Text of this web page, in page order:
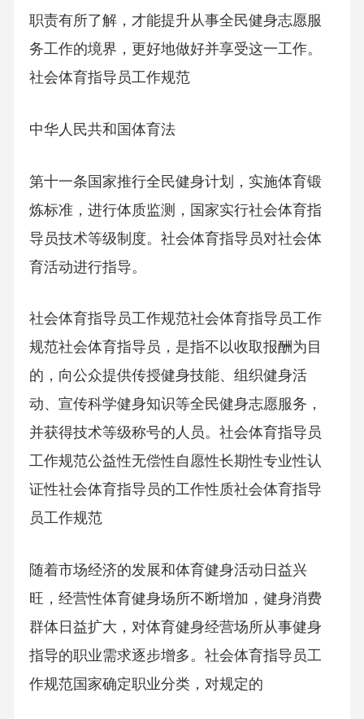
职责有所了解，才能提升从事全民健身志愿服
务工作的境界，更好地做好并享受这一工作。
社会体育指导员工作规范
中华人民共和国体育法
第十一条国家推行全民健身计划，实施体育锻
炼标准，进行体质监测，国家实行社会体育指
导员技术等级制度。社会体育指导员对社会体
育活动进行指导。
社会体育指导员工作规范社会体育指导员工作
规范社会体育指导员，是指不以收取报酬为目
的，向公众提供传授健身技能、组织健身活
动、宣传科学健身知识等全民健身志愿服务，
并获得技术等级称号的人员。社会体育指导员
工作规范公益性无偿性自愿性长期性专业性认
证性社会体育指导员的工作性质社会体育指导
员工作规范
随着市场经济的发展和体育健身活动日益兴
旺，经营性体育健身场所不断增加，健身消费
群体日益扩大，对体育健身经营场所从事健身
指导的职业需求逐步增多。社会体育指导员工
作规范国家确定职业分类，对规定的